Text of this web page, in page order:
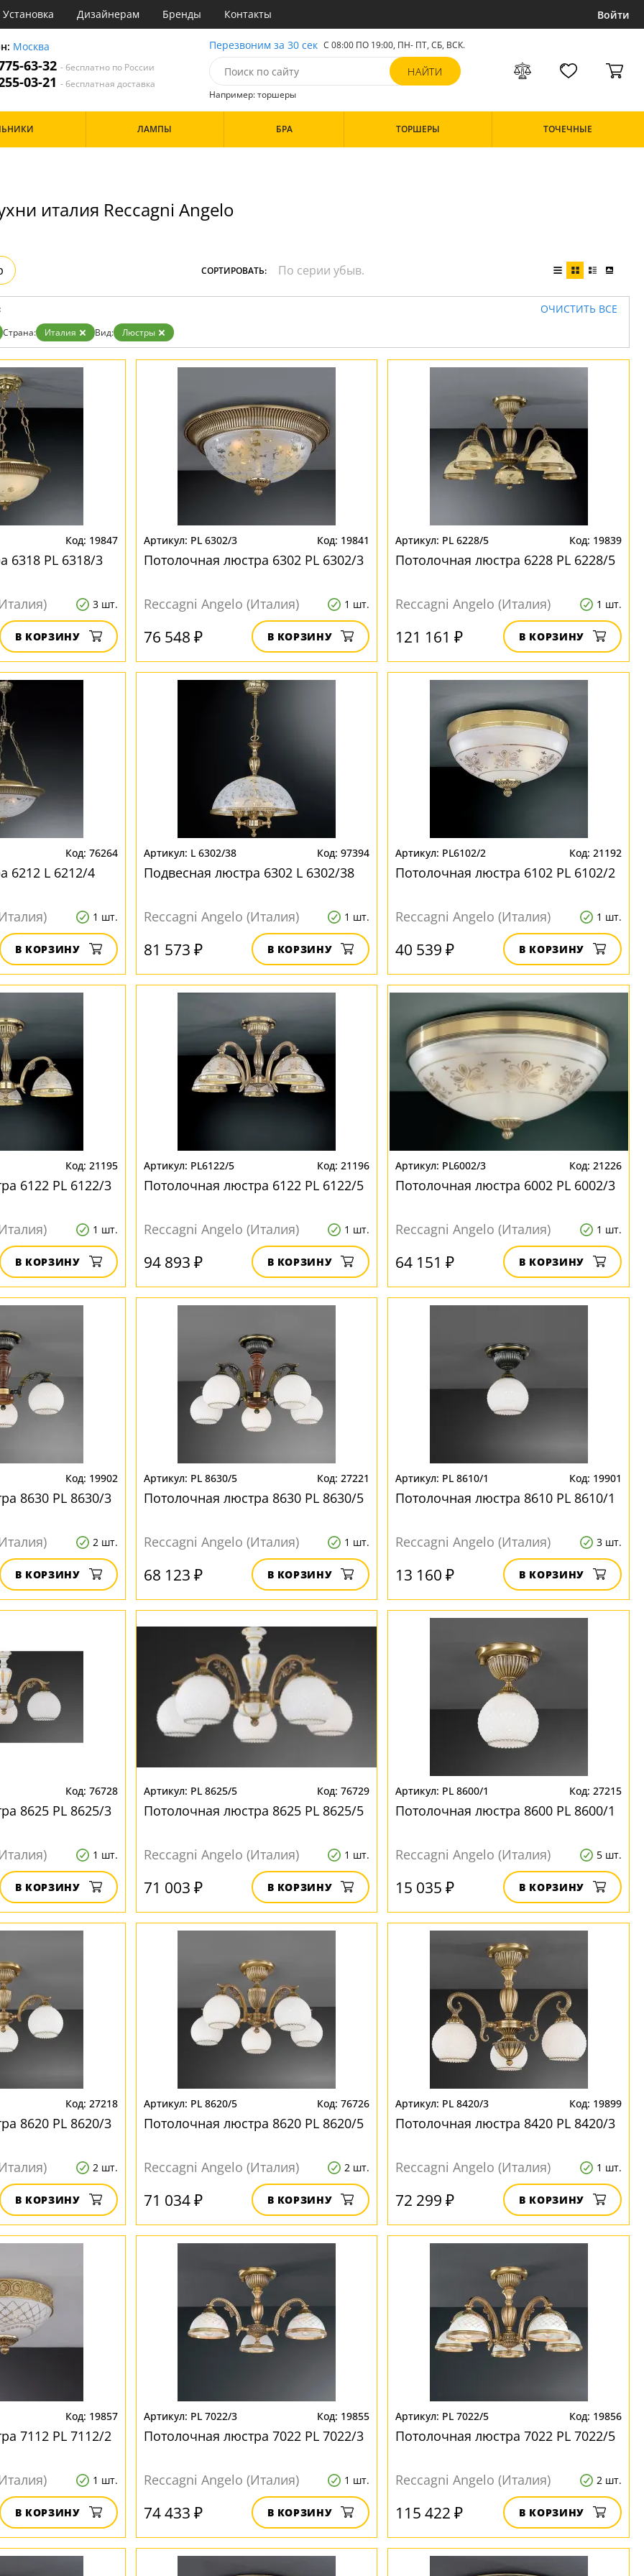
Установка Дизайнерам Бренды Контакты Войти
Москва
63-32- бесплатно по России
03-21- бесплатная доставка
Перезвоним за 30 сек С 08:00 ПО 19:00, ПН- ПТ, СБ, ВСК.
Например: торшеры
Дизайн/Форма
ЛАМПЫ БРА ТОРШЕРЫ ТОЧЕЧНЫЕ
италия Reccagni Angelo
СОРТИРОВАТЬ:
ОЧИСТИТЬ ВСЕ
Страна: Италия Вид: Люстры
19847
6318 PL 6318/3
3 шт.
В КОРЗИНУ
PL 6302/3 19841
Потолочная люстра 6302 PL 6302/3
Reccagni Angelo (Италия) 1 шт.
76 548 ₽ В КОРЗИНУ
PL 6228/5 19839
Потолочная люстра 6228 PL 6228/5
Reccagni Angelo (Италия) 1 шт.
121 161 ₽ В КОРЗИНУ
76264
6212 L 6212/4
1 шт.
В КОРЗИНУ
L 6302/38 97394
Подвесная люстра 6302 L 6302/38
Reccagni Angelo (Италия) 1 шт.
81 573 ₽ В КОРЗИНУ
PL6102/2 21192
Потолочная люстра 6102 PL 6102/2
Reccagni Angelo (Италия) 1 шт.
40 539 ₽ В КОРЗИНУ
21195
6122 PL 6122/3
1 шт.
В КОРЗИНУ
PL6122/5 21196
Потолочная люстра 6122 PL 6122/5
Reccagni Angelo (Италия) 1 шт.
94 893 ₽ В КОРЗИНУ
PL6002/3 21226
Потолочная люстра 6002 PL 6002/3
Reccagni Angelo (Италия) 1 шт.
64 151 ₽ В КОРЗИНУ
19902
8630 PL 8630/3
2 шт.
В КОРЗИНУ
PL 8630/5 27221
Потолочная люстра 8630 PL 8630/5
Reccagni Angelo (Италия) 1 шт.
68 123 ₽ В КОРЗИНУ
PL 8610/1 19901
Потолочная люстра 8610 PL 8610/1
Reccagni Angelo (Италия) 3 шт.
13 160 ₽ В КОРЗИНУ
76728
8625 PL 8625/3
1 шт.
В КОРЗИНУ
PL 8625/5 76729
Потолочная люстра 8625 PL 8625/5
Reccagni Angelo (Италия) 1 шт.
71 003 ₽ В КОРЗИНУ
PL 8600/1 27215
Потолочная люстра 8600 PL 8600/1
Reccagni Angelo (Италия) 5 шт.
15 035 ₽ В КОРЗИНУ
27218
8620 PL 8620/3
2 шт.
В КОРЗИНУ
PL 8620/5 76726
Потолочная люстра 8620 PL 8620/5
Reccagni Angelo (Италия) 2 шт.
71 034 ₽ В КОРЗИНУ
PL 8420/3 19899
Потолочная люстра 8420 PL 8420/3
Reccagni Angelo (Италия) 1 шт.
72 299 ₽ В КОРЗИНУ
19857
7112 PL 7112/2
1 шт.
В КОРЗИНУ
PL 7022/3 19855
Потолочная люстра 7022 PL 7022/3
Reccagni Angelo (Италия) 1 шт.
74 433 ₽ В КОРЗИНУ
PL 7022/5 19856
Потолочная люстра 7022 PL 7022/5
Reccagni Angelo (Италия) 2 шт.
115 422 ₽ В КОРЗИНУ